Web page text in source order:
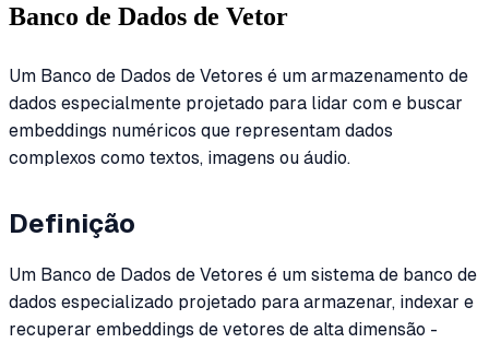
Banco de Dados de Vetor
Um Banco de Dados de Vetores é um armazenamento de
dados especialmente projetado para lidar com e buscar
embeddings numéricos que representam dados
complexos como textos, imagens ou áudio.
Definição
Um Banco de Dados de Vetores é um sistema de banco de
dados especializado projetado para armazenar, indexar e
recuperar embeddings de vetores de alta dimensão -